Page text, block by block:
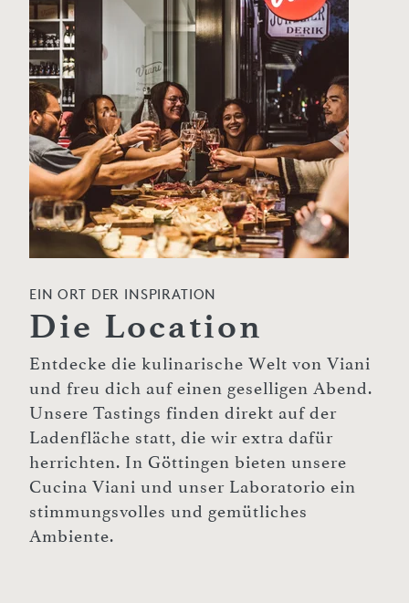
EIN ORT DER INSPIRATION
Die Location
Entdecke die kulinarische Welt von Viani
und freu dich auf einen geselligen Abend.
Unsere Tastings finden direkt auf der
Ladenfläche statt, die wir extra dafür
herrichten. In Göttingen bieten unsere
Cucina Viani und unser Laboratorio ein
stimmungsvolles und gemütliches
Ambiente.